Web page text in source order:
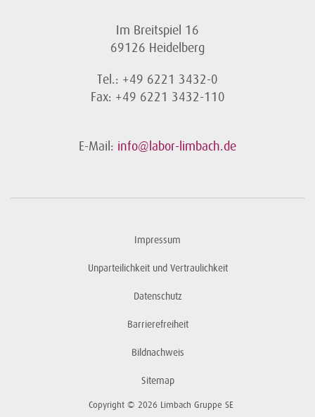
Im Breitspiel 16
69126 Heidelberg
Tel.: +49 6221 3432-0
Fax: +49 6221 3432-110
E-Mail: info@labor-limbach.de
Impressum
Unparteilichkeit und Vertraulichkeit
Datenschutz
Barrierefreiheit
Bildnachweis
Sitemap
Copyright © 2026 Limbach Gruppe SE